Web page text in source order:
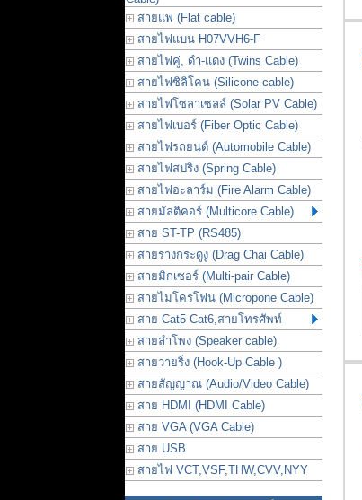
สายแพ (Flat cable)
สายไฟแบน H07VVH6-F
สายไฟคู่, ดำ-แดง (Twins Cable)
สายไฟซิลิโคน (Silicone cable)
สายไฟโซลาเซลล์ (Solar PV Cable)
สายไฟเบอร์ (Fiber Optic Cable)
สายไฟรถยนต์ (Automobile Cable)
สายไฟสปริง (Spring Cable)
สายไฟอะลาร์ม (Fire Alarm Cable)
สายมัลติคอร์ (Multicore Cable)
สาย ST-TP (RS485)
สายรางกระดูงู (Drag Chai Cable)
สายมิกเซอร์ (Multi-pair Cable)
สายไมโครโฟน (Micropone Cable)
สาย Cat5 Cat6,สายโทรศัพท์
สายลำโพง (Speaker cable)
สายวายริ่ง (Hook-Up Cable )
สายสัญญาณ (Audio/Video Cable)
สาย HDMI (HDMI Cable)
สาย VGA (VGA Cable)
สาย USB
สายไฟ VCT,VSF,THW,CVV,NYY